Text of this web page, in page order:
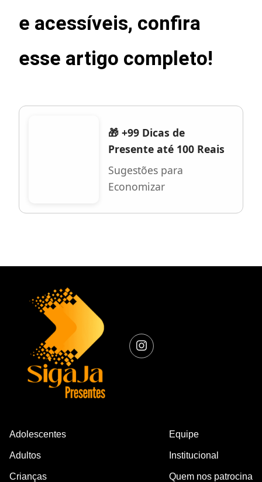
e acessíveis, confira
esse artigo completo!
🎁 +99 Dicas de
Presente até 100 Reais
Sugestões para
Economizar
Adolescentes
Adultos
Crianças
Equipe
Institucional
Quem nos patrocina